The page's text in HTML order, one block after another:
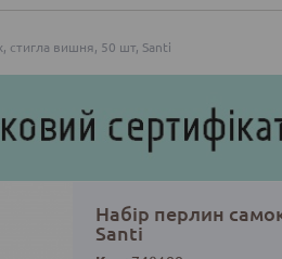
стигла вишня, 50 шт, Santi
Набір перлин
Santi